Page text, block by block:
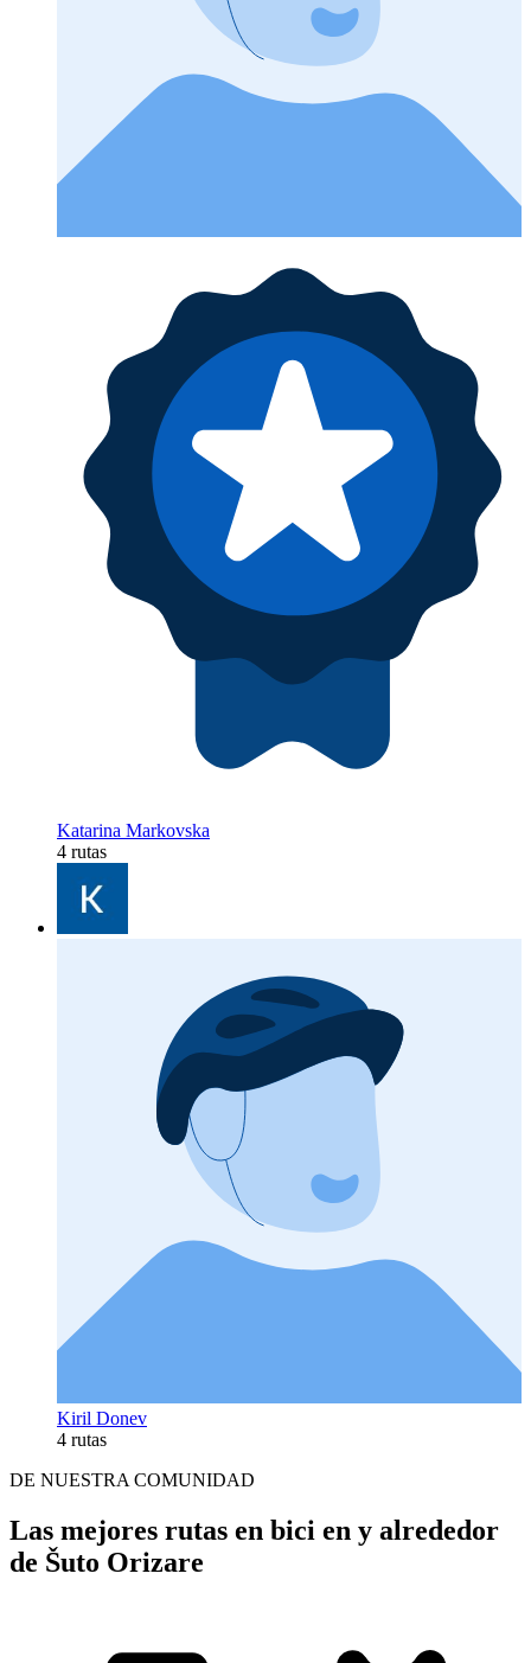
Katarina Markovska
4 rutas
Kiril Donev
4 rutas
DE NUESTRA COMUNIDAD
Las mejores rutas en bici en y alrededor
de Šuto Orizare